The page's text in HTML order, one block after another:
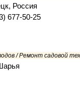
Россия
677-50-25
/ Ремонт садовой